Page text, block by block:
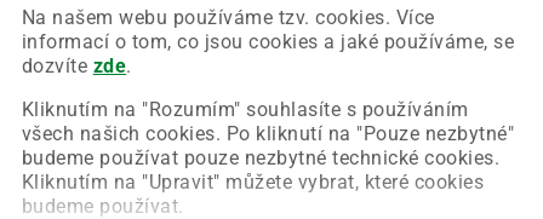
Na našem webu používáme tzv. cookies. Více
informací o tom, co jsou cookies a jaké používáme, se
dozvíte zde.
Kliknutím na "Rozumím" souhlasíte s používáním
všech našich cookies. Po kliknutí na "Pouze nezbytné"
budeme používat pouze nezbytné technické cookies.
Kliknutím na "Upravit" můžete vybrat, které cookies
budeme používat.
Chyba nastala na naší straně a už ji opravujeme.
Zkuste prosím znovu načíst požadovanou stránku.
Obnovit stránku Úvodní strana